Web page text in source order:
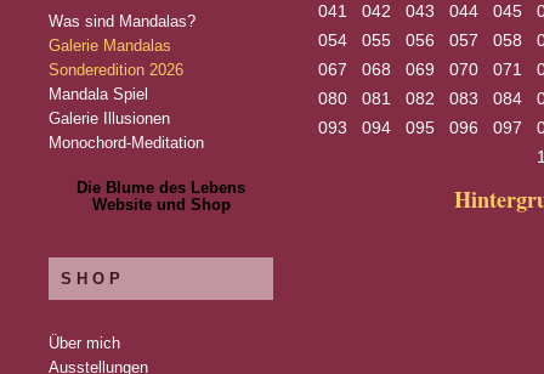
Was sind Mandalas?
Galerie Mandalas
Sonderedition 2026
Mandala Spiel
Galerie Illusionen
Monochord-Meditation
Die Blume des Lebens
Website und Shop
SHOP
Über mich
Ausstellungen
041
042 043 044 045
054
055 056 057 058
067
068 069 070 071
080
081 082 083 084
093
094 095 096 097